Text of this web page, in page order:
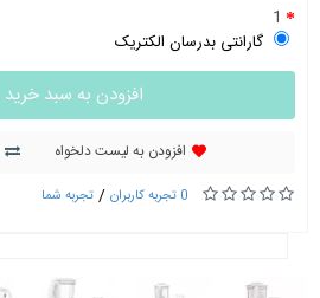
1
گارانتی بدرسان الکتریک
افزودن به سبد خرید
افزودن به لیست دلخواه
0 تجربه کاربران / تجربه شما